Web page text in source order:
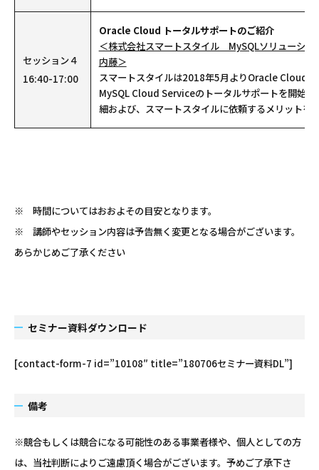
セッション４
16:40-17:00
Oracle Cloud トータルサポートのご紹介
＜株式会社スマートスタイル MySQLソリュー
内藤＞
スマートスタイルは2018年5月よりOracle Cloud
MySQL Cloud Serviceのトータルサポートを開始い
細および、スマートスタイルに依頼するメリットを
※ 時間についてはおおよその目安となります。
※ 講師やセッション内容は予告無く変更となる場合がございます。
あらかじめご了承ください
セミナー資料ダウンロード
[contact-form-7 id=”10108″ title=”180706セミナー資料DL”]
備考
※競合もしくは競合になる可能性のある事業者様や、個人としての方
は、当社判断によりご遠慮頂く場合がございます。予めご了承下さ